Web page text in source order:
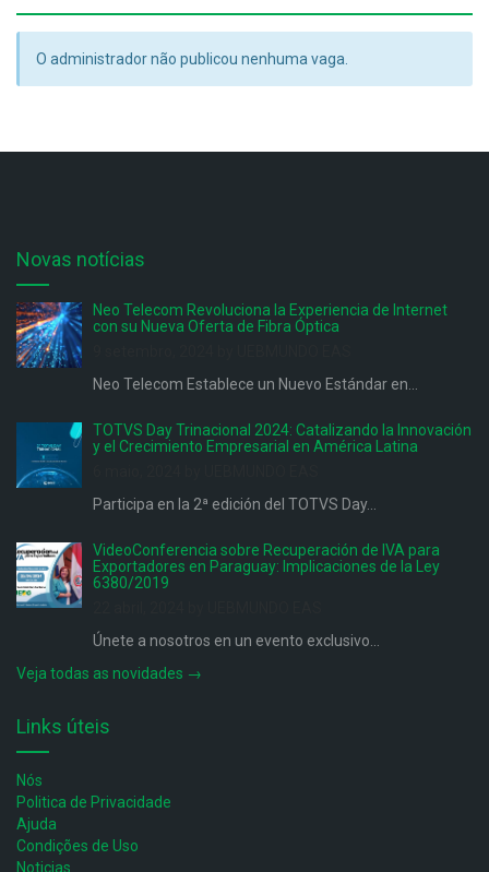
O administrador não publicou nenhuma vaga.
Novas notícias
Neo Telecom Revoluciona la Experiencia de Internet
con su Nueva Oferta de Fibra Óptica
Neo Telecom Establece un Nuevo Estándar en...
TOTVS Day Trinacional 2024: Catalizando la Innovación
y el Crecimiento Empresarial en América Latina
Participa en la 2ª edición del TOTVS Day...
VideoConferencia sobre Recuperación de IVA para
Exportadores en Paraguay: Implicaciones de la Ley
6380/2019
Únete a nosotros en un evento exclusivo...
Veja todas as novidades →
Links úteis
Nós
Politica de Privacidade
Ajuda
Condições de Uso
Noticias